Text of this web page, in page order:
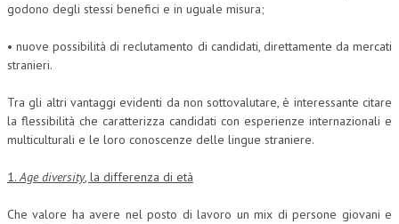
RISK MANAGEMENT
SVILUPPO SOSTENIBILE
L’UMANISTA
DIRITTO
DIRITTO PENALE D’IMPRESA
DIRITTO DEL LAVORO
godono degli stessi benefici e in uguale misura;
• nuove possibilità di reclutamento di candidati, direttamente da mercati
stranieri.
Tra gli altri vantaggi evidenti da non sottovalutare, è interessante citare
la flessibilità che caratterizza candidati con esperienze internazionali e
multiculturali e le loro conoscenze delle lingue straniere.
1.Age diversity, la differenza di età
Che valore ha avere nel posto di lavoro un mix di persone giovani e